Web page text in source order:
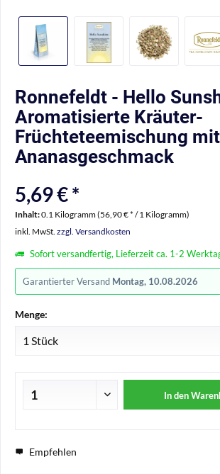
Ronnefeldt - Hello
Aromatisierte Kräuter-
Früchteteemischung
Ananasgeschmack
5,69 € *
Inhalt:0.1 Kilogramm (56,90 € * / 1 Kilogramm)
inkl. MwSt. zzgl. Versandkosten
Sofort versandfertig, Lieferzeit ca. 1-2
Garantierter Versand Montag, 10.08.2026
Menge:
In den
Empfehlen